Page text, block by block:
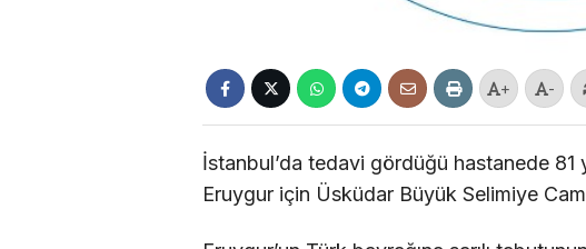
+ -
İstanbul’da tedavi gördüğü hastanede 81
Eruygur için Üsküdar Büyük Selimiye